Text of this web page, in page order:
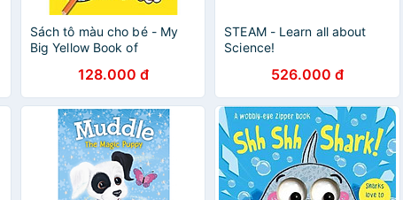
Sách tô màu cho bé - My
Big Yellow Book of
128.000 đ
STEAM - Learn all about
Science!
526.000 đ